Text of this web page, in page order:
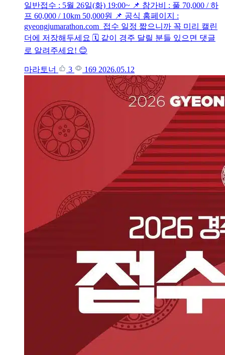
일반접수 : 5월 26일(화) 19:00~ 📌 참가비 : 풀 70,000 / 하
프 60,000 / 10km 50,000원 📌 공식 홈페이지 :
gyeongjumarathon.com 접수 일정 짧으니까 꼭 미리 캘린
더에 저장해두세요 🗓️ 같이 경주 달릴 분들 있으면 댓글
로 알려주세요! 😊
마라토너 3 169 2026.05.12